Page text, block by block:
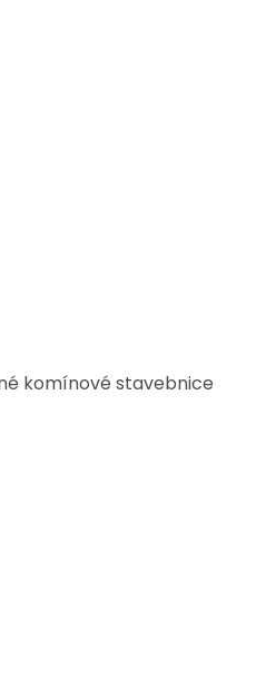
komínové stavebnice